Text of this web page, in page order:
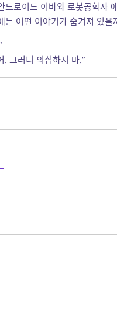
드로이드 이바와 로봇공학자
는 어떤 이야기가 숨겨져 있을
. 그러니 의심하지 마.”